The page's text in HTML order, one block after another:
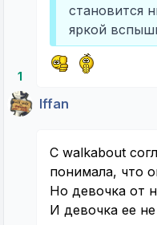
1
становится
яркой
Iffan
С walkabout
понимала, что
Но девочка от
И девочка ее